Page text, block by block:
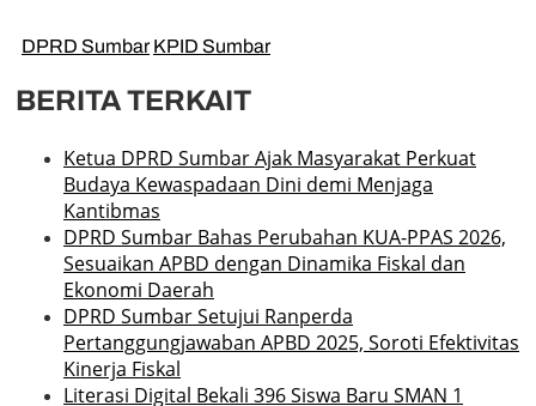
DPRD Sumbar KPID Sumbar
BERITA TERKAIT
Ketua DPRD Sumbar Ajak Masyarakat Perkuat
Budaya Kewaspadaan Dini demi Menjaga
Kantibmas
DPRD Sumbar Bahas Perubahan KUA-PPAS 2026,
Sesuaikan APBD dengan Dinamika Fiskal dan
Ekonomi Daerah
DPRD Sumbar Setujui Ranperda
Pertanggungjawaban APBD 2025, Soroti Efektivitas
Kinerja Fiskal
Literasi Digital Bekali 396 Siswa Baru SMAN 1